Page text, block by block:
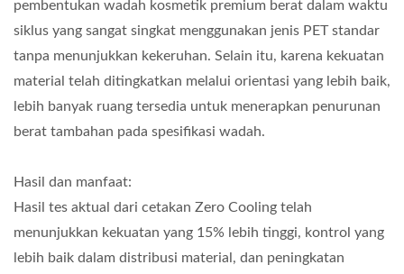
pembentukan wadah kosmetik premium berat dalam waktu
siklus yang sangat singkat menggunakan jenis PET standar
tanpa menunjukkan kekeruhan. Selain itu, karena kekuatan
material telah ditingkatkan melalui orientasi yang lebih baik,
lebih banyak ruang tersedia untuk menerapkan penurunan
berat tambahan pada spesifikasi wadah.
Hasil dan manfaat:
Hasil tes aktual dari cetakan Zero Cooling telah
menunjukkan kekuatan yang 15% lebih tinggi, kontrol yang
lebih baik dalam distribusi material, dan peningkatan